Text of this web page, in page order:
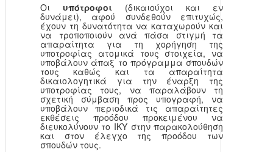
Οι υπότροφοι(δικαιούχοι και εν
δυνάμει), αφού συνδεθούν επιτυχώς,
έχουν τη δυνατότητα να καταχωρούν και
να τροποποιούν ανά πάσα στιγμή τα
απαραίτητα για τη χορήγηση της
υποτροφίας ατομικά τους στοιχεία, να
υποβάλουν άπαξ το πρόγραμμα σπουδών
τους καθώς και τα απαραίτητα
δικαιολογητικά για την έναρξη της
υποτροφίας τους, να παραλάβουν τη
σχετική σύμβαση προς υπογραφή, να
υποβάλουν περιοδικά τις απαραίτητες
εκθέσεις προόδου προκειμένου να
διευκολύνουν το ΙΚΥ στην παρακολούθηση
και στον έλεγχο της προόδου των
σπουδών τους.